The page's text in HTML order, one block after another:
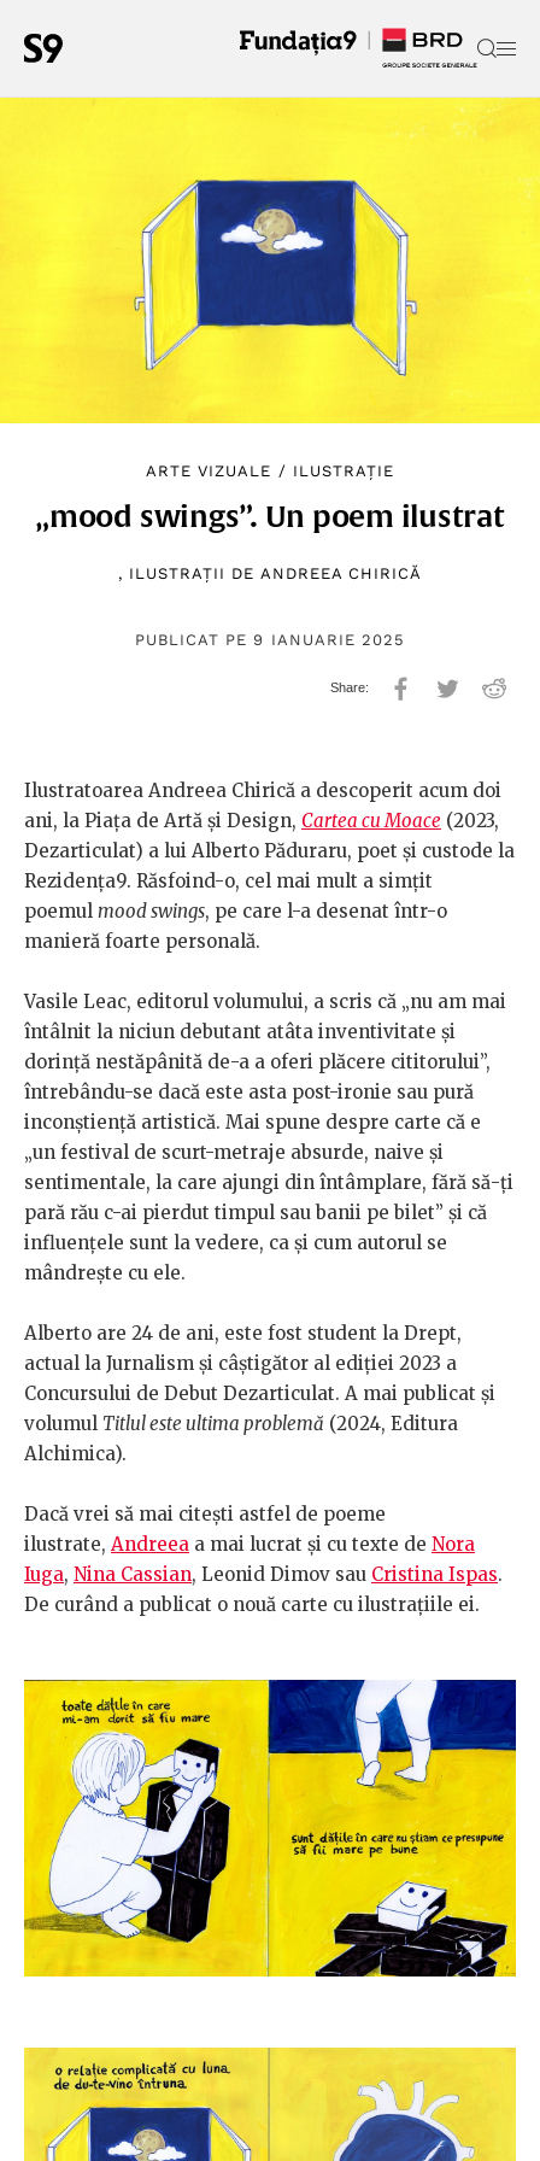
ARTE VIZUALE / ILUSTRAȚIE
„mood swings”. Un poem ilustrat
, ILUSTRAȚII DE ANDREEA CHIRICĂ
PUBLICAT PE 9 IANUARIE 2025
Ilustratoarea Andreea Chirică a descoperit acum doi
ani, la Piața de Artă și Design, Cartea cu Moace (2023,
Dezarticulat) a lui Alberto Păduraru, poet și custode la
Rezidența9. Răsfoind-o, cel mai mult a simțit
poemul mood swings, pe care l-a desenat într-o
manieră foarte personală.
Vasile Leac, editorul volumului, a scris că „nu am mai
întâlnit la niciun debutant atâta inventivitate și
dorință nestăpânită de-a a oferi plăcere cititorului”,
întrebându-se dacă este asta post-ironie sau pură
inconștiență artistică. Mai spune despre carte că e
„un festival de scurt-metraje absurde, naive și
sentimentale, la care ajungi din întâmplare, fără să-ți
pară rău c-ai pierdut timpul sau banii pe bilet” și că
influențele sunt la vedere, ca și cum autorul se
mândrește cu ele.
Alberto are 24 de ani, este fost student la Drept,
actual la Jurnalism și câștigător al ediției 2023 a
Concursului de Debut Dezarticulat. A mai publicat și
volumul Titlul este ultima problemă (2024, Editura
Alchimica).
Dacă vrei să mai citești astfel de poeme
ilustrate, Andreea a mai lucrat și cu texte de Nora
Iuga, Nina Cassian, Leonid Dimov sau Cristina Ispas.
De curând a publicat o nouă carte cu ilustrațiile ei.